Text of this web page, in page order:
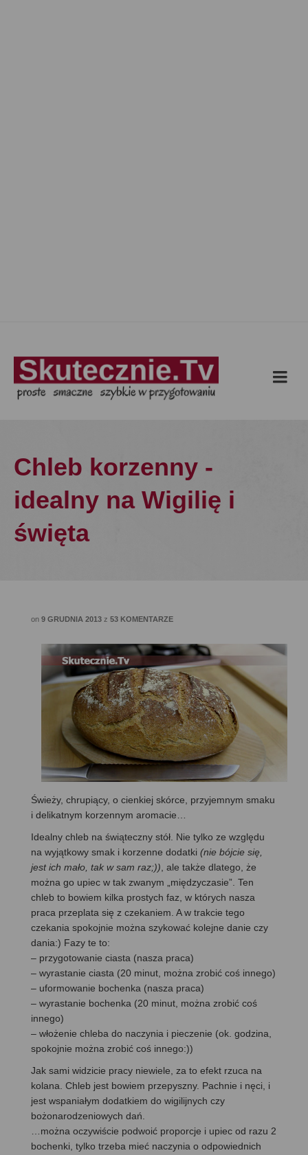
Chleb korzenny -
idealny na Wigilię i
święta
on 9 GRUDNIA 2013 z 53 KOMENTARZE
Świeży, chrupiący, o cienkiej skórce, przyjemnym smaku
i delikatnym korzennym aromacie…
Idealny chleb na świąteczny stół. Nie tylko ze względu
na wyjątkowy smak i korzenne dodatki (nie bójcie się,
jest ich mało, tak w sam raz;)), ale także dlatego, że
można go upiec w tak zwanym „międzyczasie”. Ten
chleb to bowiem kilka prostych faz, w których nasza
praca przeplata się z czekaniem. A w trakcie tego
czekania spokojnie można szykować kolejne danie czy
dania:) Fazy te to:
– przygotowanie ciasta (nasza praca)
– wyrastanie ciasta (20 minut, można zrobić coś innego)
– uformowanie bochenka (nasza praca)
– wyrastanie bochenka (20 minut, można zrobić coś
innego)
– włożenie chleba do naczynia i pieczenie (ok. godzina,
spokojnie można zrobić coś innego:))
Jak sami widzicie pracy niewiele, za to efekt rzuca na
kolana. Chleb jest bowiem przepyszny. Pachnie i nęci, i
jest wspaniałym dodatkiem do wigilijnych czy
bożonarodzeniowych dań.
…można oczywiście podwoić proporcje i upiec od razu 2
bochenki, tylko trzeba mieć naczynia o odpowiednich